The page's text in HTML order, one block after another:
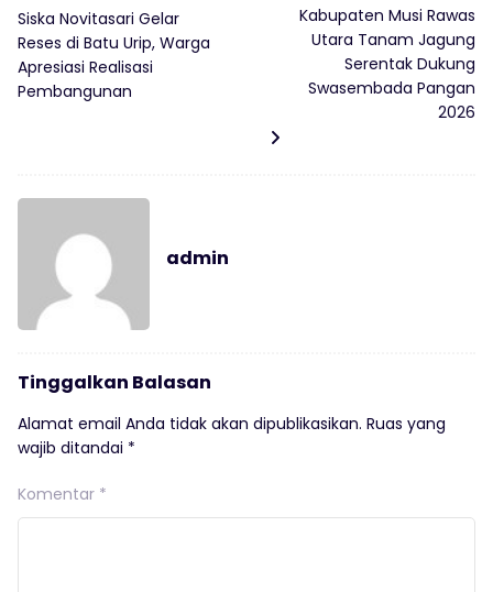
Siska Novitasari Gelar
Reses di Batu Urip, Warga
Apresiasi Realisasi
Pembangunan
Kabupaten Musi Rawas
Utara Tanam Jagung
Serentak Dukung
Swasembada Pangan
2026
admin
Tinggalkan Balasan
Alamat email Anda tidak akan dipublikasikan. Ruas yang
wajib ditandai *
Komentar *